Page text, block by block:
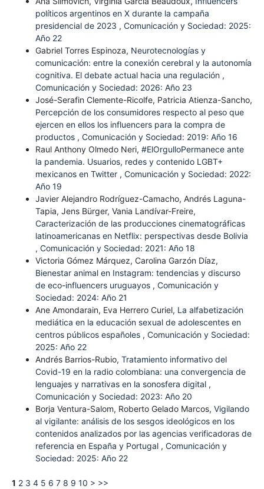
políticos argentinos en X durante la campaña
presidencial de 2023 , Comunicación y Sociedad: 2025:
Año 22
Gabriel Torres Espinoza, Neurotecnologías y
comunicación: entre la conexión cerebral y la autonomía
cognitiva. El debate actual hacia una regulación ,
Comunicación y Sociedad: 2026: Año 23
José-Serafin Clemente-Ricolfe, Patricia Atienza-Sancho,
Percepción de los consumidores respecto al peso que
ejercen en ellos los influencers para la compra de
productos , Comunicación y Sociedad: 2019: Año 16
Raul Anthony Olmedo Neri, #ElOrgulloPermanece ante
la pandemia. Usuarios, redes y contenido LGBT+
mexicanos en Twitter , Comunicación y Sociedad: 2022:
Año 19
Javier Alejandro Rodríguez-Camacho, Andrés Laguna-
Tapia, Jens Bürger, Vania Landívar-Freire,
Caracterización de las producciones cinematográficas
latinoamericanas en Netflix: perspectivas desde Bolivia
, Comunicación y Sociedad: 2021: Año 18
Victoria Gómez Márquez, Carolina Garzón Díaz,
Bienestar animal en Instagram: tendencias y discurso
de eco-influencers uruguayos , Comunicación y
Sociedad: 2024: Año 21
Ane Amondarain, Eva Herrero Curiel, La alfabetización
mediática en la educación sexual de adolescentes en
centros públicos españoles , Comunicación y Sociedad:
2025: Año 22
Andrés Barrios-Rubio, Tratamiento informativo del
Covid-19 en la radio colombiana: una convergencia de
lenguajes y narrativas en la sonosfera digital ,
Comunicación y Sociedad: 2023: Año 20
Borja Ventura-Salom, Roberto Gelado Marcos, Vigilando
al vigilante: análisis de los sesgos ideológicos en los
contenidos analizados por las agencias verificadoras de
referencia en España y Portugal , Comunicación y
Sociedad: 2025: Año 22
1 2 3 4 5 6 7 8 9 10 > >>